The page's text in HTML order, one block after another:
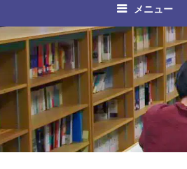
メニュー